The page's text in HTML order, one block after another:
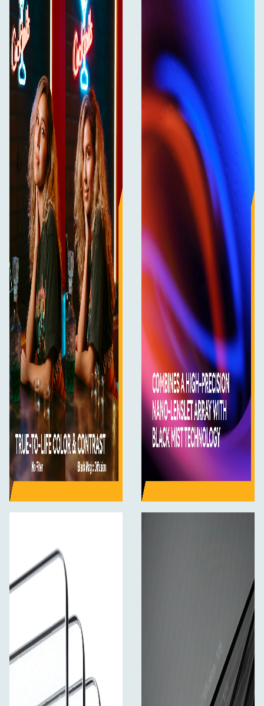
fremhæver hudtoner, styrer højlys og introducerer
en subtil filmisk glans, alt sammen mens detaljer og
farvenøjagtighed bevares. Sammenlignet med Black
Mist og digital efterbehandling leverer det et
renere, mere poleret look direkte i kameraet, hvilket
sparer værdifuld tid i efterbehandlingen, samtidig
med at det sikrer autenticitet på settet.
Indhold:
NiSi Cine Filter 4x5,65" Black Magic Diffusion 1/4
NiSi-etui